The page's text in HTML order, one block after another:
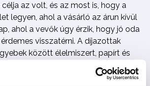
az volt, és az most is, hogy a
legyen, ahol a vásárló az árun kívül
ahol a vevők úgy érzik, hogy jó oda
visszatérni. A díjazottak
között élelmiszert, papírt és
de akadt szociális alapon
kiárusító üzlet is.